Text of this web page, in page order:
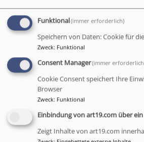
Funktional(immer erforderlich)
Speichern von Daten: Cookie für
Zweck: Funktional
Consent Manager(immer
Cookie Consent speichert Ihre
Browser
Zweck: Funktional
Einbindung von art19.com über
Zeigt Inhalte von art19.com